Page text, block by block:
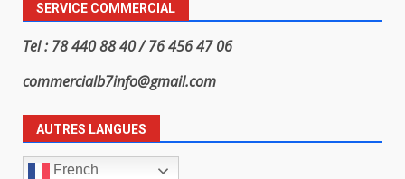
SERVICE COMMERCIAL
Tel : 78 440 88 40 / 76 456 47 06
commercialb7info@gmail.com
AUTRES LANGUES
French